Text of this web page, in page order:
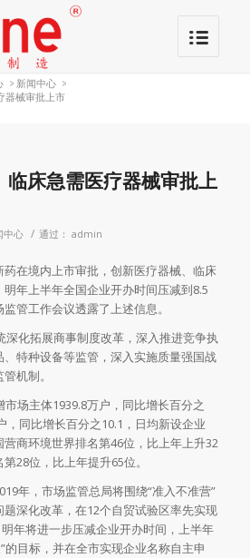
> 新闻中心 >
器械审批上市
临床急需医疗器械审批上
中心 / 通过： admin
在境内上市审批，创新医疗器械、临床
年上半年全国企业开办时间压减到8.5
管工作会议透露了上述信息。
深化拓展商事制度改革，深入推进竞争执
特种设备等监管，深入实施质量强国战
机制。
场主体1939.8万户，同比增长百分之
，同比增长百分之10.1，日均新设企业
营商环境世界排名第46位，比上年上升32
28位，比上年提升65位。
年，市场监管总局将围绕“准入不准营”
深化改革，在12个自贸试验区率先实现
年将进一步压减企业开办时间，上半年
的目标，并在全市实现企业名称自主申